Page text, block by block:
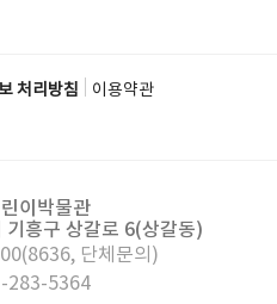
처리방침
이용약관
이박물관
흥구 상갈로 6(상갈동)
단체문의)
283-5364